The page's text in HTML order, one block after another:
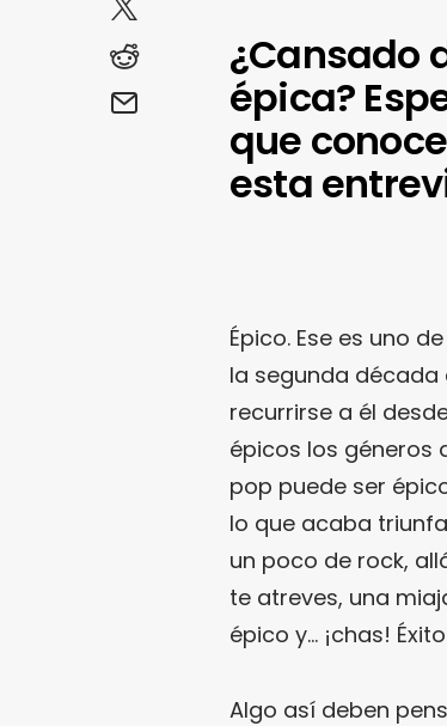
¿Cansado
épica?
que
esta
Épico. Ese es uno
la segunda década
recurrirse a él
épicos los géneros
pop puede ser
lo que acaba
un poco de rock,
te atreves, una
épico y… ¡chas!
Algo así deben